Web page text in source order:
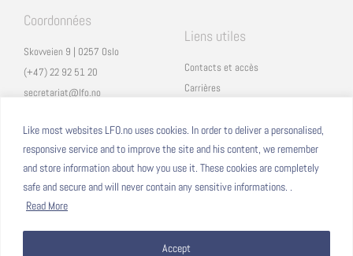
Like most websites LFO.no uses cookies. In order to deliver a personalised,
responsive service and to improve the site and his content, we remember
and store information about how you use it. These cookies are completely
safe and secure and will never contain any sensitive informations. .
Read More
Accept
Coordonnées
Skovveien 9 | 0257 Oslo
(+47) 22 92 51 20
secretariat@lfo.no
Liens utiles
Contacts et accès
Carrières
Eduka
ProNote
Suivez nous Nous formons sur